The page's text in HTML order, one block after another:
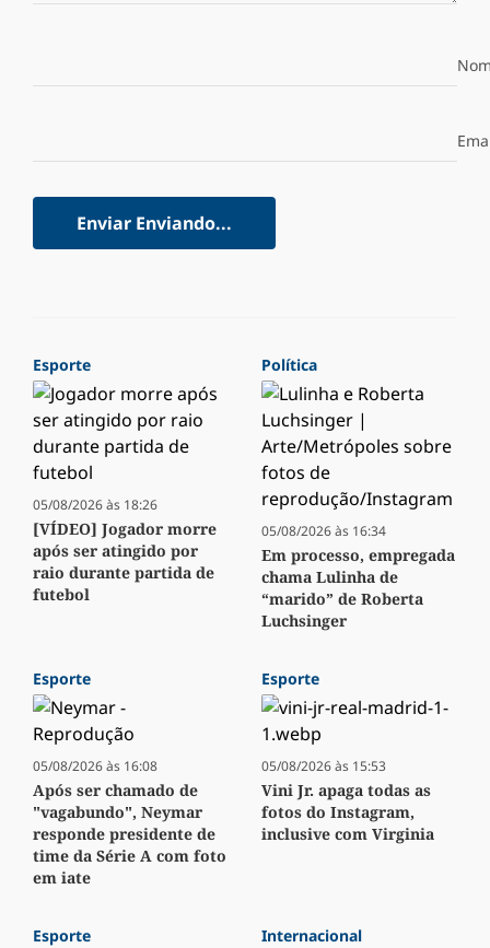
Enviar Enviando...
Esporte
05/08/2026 às 18:26
[VÍDEO] Jogador morre
após ser atingido por
raio durante partida de
futebol
Política
05/08/2026 às 16:34
Em processo, empregada
chama Lulinha de
“marido” de Roberta
Luchsinger
Esporte
05/08/2026 às 16:08
Após ser chamado de
"vagabundo", Neymar
responde presidente de
time da Série A com foto
em iate
Esporte
05/08/2026 às 15:53
Vini Jr. apaga todas as
fotos do Instagram,
inclusive com Virginia
Esporte Internacional